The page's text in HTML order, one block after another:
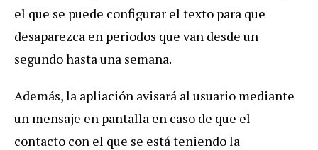
el que se puede configurar el texto para que
desaparezca en periodos que van desde un
segundo hasta una semana.
Además, la apliación avisará al usuario mediante
un mensaje en pantalla en caso de que el
contacto con el que se está teniendo la